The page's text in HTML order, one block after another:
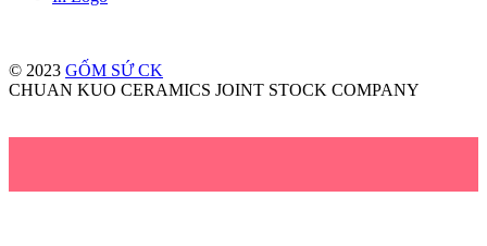
© 2023 GỐM SỨ CK
CHUAN KUO CERAMICS JOINT STOCK COMPANY